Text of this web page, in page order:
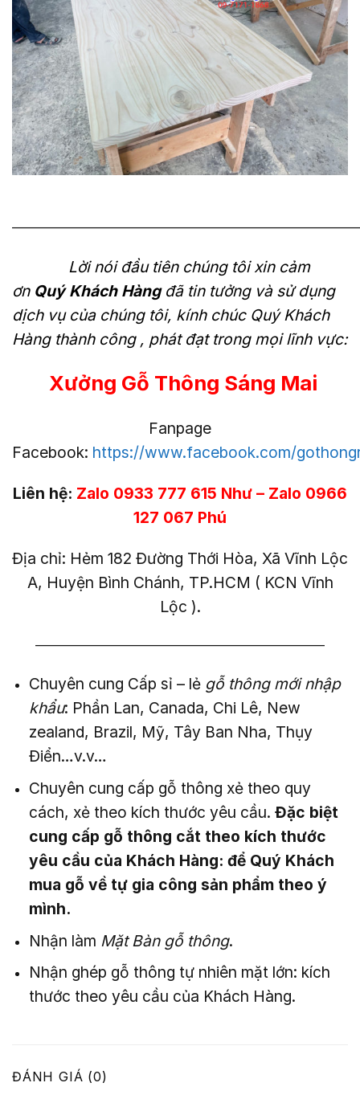
Lời nói đầu tiên chúng tôi xin cảm
ơn Quý Khách Hàngđã tin tưởng và sử dụng
dịch vụ của chúng tôi, kính chúc Quý Khách
Hàng thành công , phát đạt trong mọi lĩnh vực:
Xưởng Gỗ Thông Sáng Mai
Fanpage
Facebook: https://www.facebook.com/
Liên hệ: Zalo 0933 777 615 Như – Zalo 0966
127 067 Phú
Địa chỉ: Hẻm 182 Đường Thới Hòa, Xã Vĩnh Lộc
A, Huyện Bình Chánh, TP.HCM ( KCN Vĩnh
Lộc ).
——————————————————————–
Chuyên cung Cấp sỉ – lẻ gỗ thông mới nhập
khẩu: Phần Lan, Canada, Chi Lê, New
zealand, Brazil, Mỹ, Tây Ban Nha, Thụy
Điển…v.v…
Chuyên cung cấp gỗ thông xẻ theo quy
cách, xẻ theo kích thước yêu cầu. Đặc biệt
cung cấp gỗ thông cắt theo kích thước
yêu cầu của Khách Hàng: để Quý Khách
mua gỗ về tự gia công sản phẩm theo ý
mình.
Nhận làm Mặt Bàn gỗ thông.
Nhận ghép gỗ thông tự nhiên mặt lớn: kích
thước theo yêu cầu của Khách Hàng.
ĐÁNH GIÁ (0)